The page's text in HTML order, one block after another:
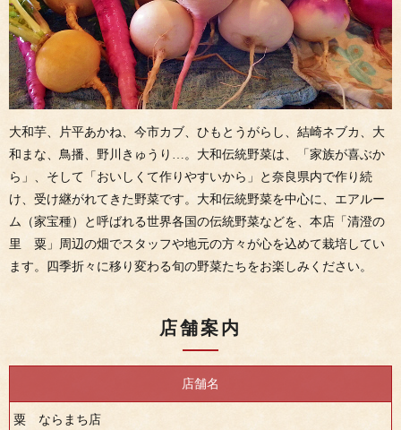
大和芋、片平あかね、今市カブ、ひもとうがらし、結崎ネブカ、大
和まな、鳥播、野川きゅうり…。大和伝統野菜は、「家族が喜ぶか
ら」、そして「おいしくて作りやすいから」と奈良県内で作り続
け、受け継がれてきた野菜です。大和伝統野菜を中心に、エアルー
ム（家宝種）と呼ばれる世界各国の伝統野菜などを、本店「清澄の
里 粟」周辺の畑でスタッフや地元の方々が心を込めて栽培してい
ます。四季折々に移り変わる旬の野菜たちをお楽しみください。
店舗案内
店舗名
粟 ならまち店